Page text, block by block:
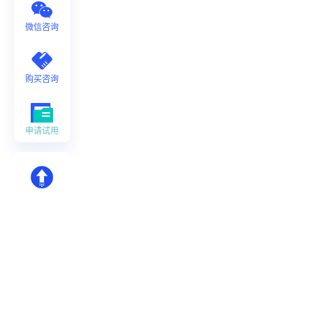
微信咨询
购买咨询
申请试用